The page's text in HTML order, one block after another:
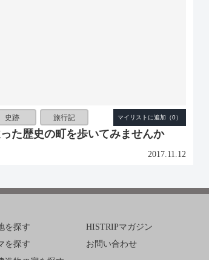
史跡 旅行記
た歴史の町を歩いてみませんか
2017.11.12
を探す
を探す
HISTRIPマガジン
お問い合わせ